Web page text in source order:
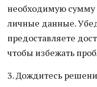
необходимую сумму
личные данные.
предоставляете
чтобы избежать
3. Дождитесь